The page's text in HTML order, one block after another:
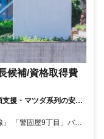
候補/資格取得費
援・マツダ系列の安定